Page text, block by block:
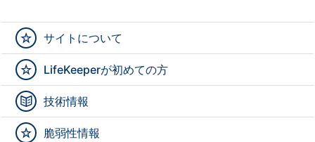
サイトについて
LifeKeeperが初めての方
技術情報
脆弱性情報